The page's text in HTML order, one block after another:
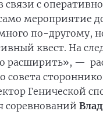
связи с
мероприятие
по-другому,
квест. На
расширить», —
совета
Генической
соревнований